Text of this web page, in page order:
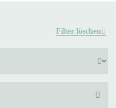
Filter löschen